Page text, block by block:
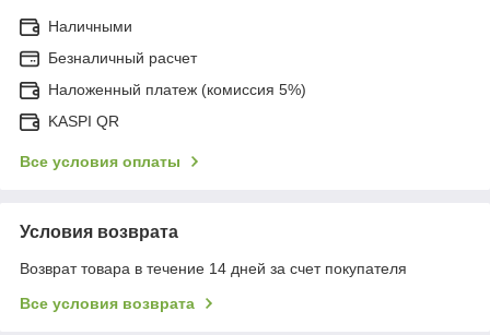
Наличными
Безналичный расчет
Наложенный платеж (комиссия 5%)
KASPI QR
Все условия оплаты
Условия возврата
Возврат товара в течение 14 дней за счет покупателя
Все условия возврата